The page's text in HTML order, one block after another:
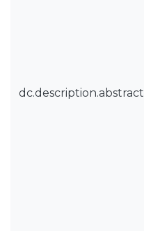
dc.description.abstract